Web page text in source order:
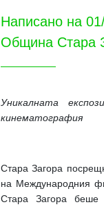
Написано на
Община Стара
Уникалната
кинематография
Стара Загора
на Международния
Стара Загора беше